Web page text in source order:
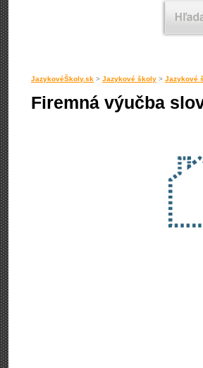
JazykovéŠkoly.sk > Jazykové školy > Jazykové
Firemná výučba